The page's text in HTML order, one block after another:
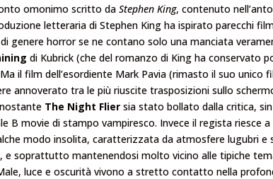
omonimo scritto daStephen King, contenuto
letteraria di Stephen King ha ispirato parecchi
genere horror se ne contano solo una manciata
di Kubrick (che del romanzo di King ha conservato
Ma il film dell’esordiente Mark Pavia (rimasto il suo unico
annoverato tra le più riuscite trasposizioni sullo
The Night Fliersia stato bollato dalla critica,
B movie di stampo vampiresco. Invece il regista riesce
modo insolita, caratterizzata da atmosfere lugubri e
e soprattutto mantenendosi molto vicino alle tipiche
luce e oscurità vivono a stretto contatto nella